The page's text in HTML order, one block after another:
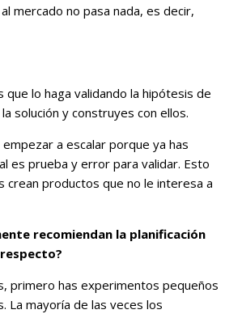
mercado no pasa nada, es decir,
lo haga validando la hipótesis de
solución y construyes con ellos.
a escalar porque ya has
es prueba y error para validar. Esto
crean productos que no le interesa a
recomiendan la planificación
primero has experimentos pequeños
La mayoría de las veces los